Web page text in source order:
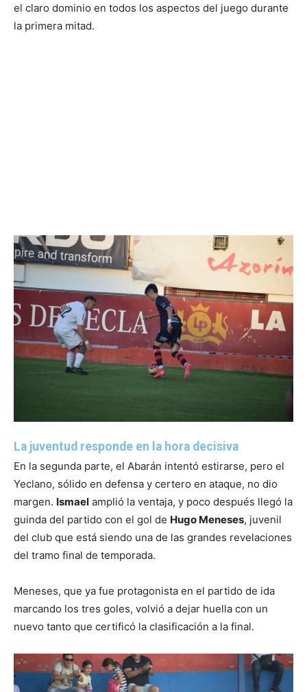
el claro dominio en todos los aspectos del juego durante
la primera mitad.
La juventud responde en la hora decisiva
En la segunda parte, el Abarán intentó estirarse, pero el
Yeclano, sólido en defensa y certero en ataque, no dio
margen. Ismael amplió la ventaja, y poco después llegó la
guinda del partido con el gol de Hugo Meneses, juvenil
del club que está siendo una de las grandes revelaciones
del tramo final de temporada.
Meneses, que ya fue protagonista en el partido de ida
marcando los tres goles, volvió a dejar huella con un
nuevo tanto que certificó la clasificación a la final.